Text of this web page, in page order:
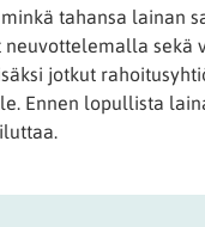
tahansa lainan
sekä
jotkut
Ennen lopullista